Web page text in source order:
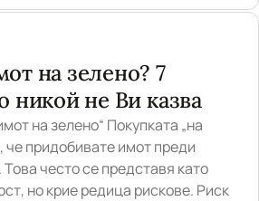
на зелено? 7
никой не Ви казва
на зелено“ Покупката „на
че придобивате имот преди
често се представя като
но крие редица рискове. Риск